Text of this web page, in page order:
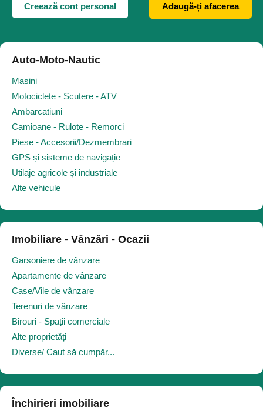
Creează cont personal Adaugă-ți afacerea
Auto-Moto-Nautic
Masini
Motociclete - Scutere - ATV
Ambarcatiuni
Camioane - Rulote - Remorci
Piese - Accesorii/Dezmembrari
GPS și sisteme de navigație
Utilaje agricole și industriale
Alte vehicule
Imobiliare - Vânzări - Ocazii
Garsoniere de vânzare
Apartamente de vânzare
Case/Vile de vânzare
Terenuri de vânzare
Birouri - Spații comerciale
Alte proprietăți
Diverse/ Caut să cumpăr...
Închirieri imobiliare